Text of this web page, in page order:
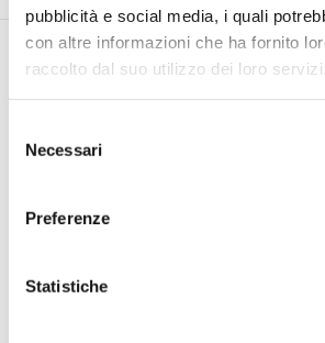
pubblicità e social media, i quali
con altre informazioni che ha fornito
raccolto dal suo utilizzo dei loro servizi.
delNecessari
Preferenze
Statistiche
TEL |